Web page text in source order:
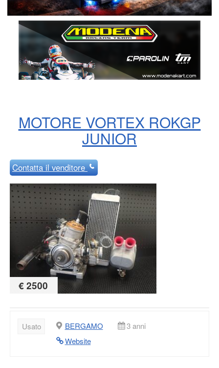
MOTORE VORTEX ROKGP
JUNIOR
Contattail venditore
€ 2500
Usato BERGAMO
3 anni
Website